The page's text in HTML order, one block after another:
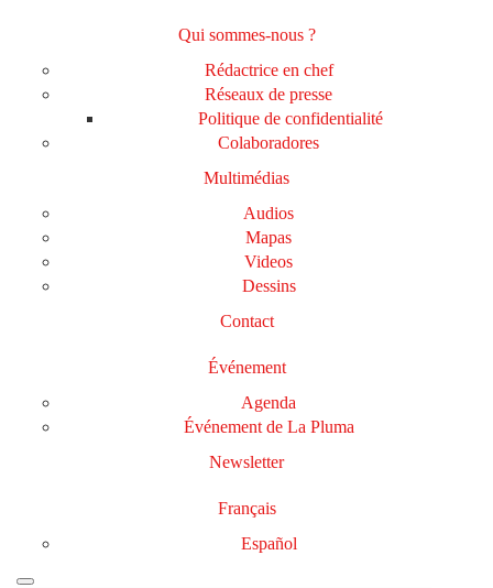
Qui sommes-nous ?
Rédactrice en chef
Réseaux de presse
Politique de confidentialité
Colaboradores
Multimédias
Audios
Mapas
Videos
Dessins
Contact
Événement
Agenda
Événement de La Pluma
Newsletter
Français
Español